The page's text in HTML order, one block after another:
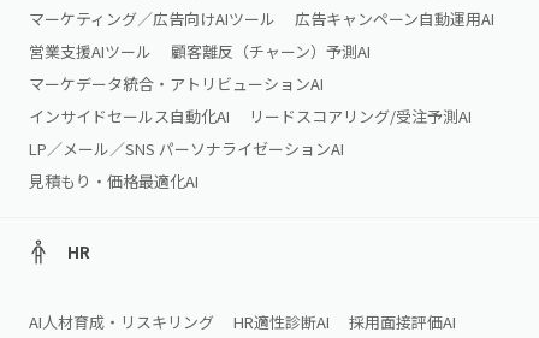
マーケティング／広告向けAIツール
広告キャンペーン自動運用AI
営業支援AIツール
顧客離反（チャーン）予測AI
マーケデータ統合・アトリビューションAI
インサイドセールス自動化AI
リードスコアリング/受注予測AI
LP／メール／SNS パーソナライゼーションAI
見積もり・価格最適化AI
HR
AI人材育成・リスキリング HR適性診断AI
採用面接評価AI